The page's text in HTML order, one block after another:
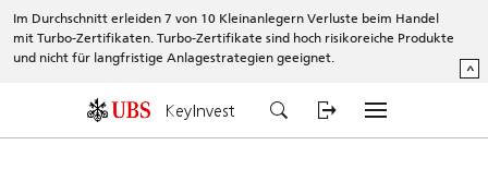
Im Durchschnitt erleiden 7 von 10 Kleinanlegern Verluste beim Handel
mit Turbo-Zertifikaten. Turbo-Zertifikate sind hoch risikoreiche Produkte
und nicht für langfristige Anlagestrategien geeignet.
^
KeyInvest